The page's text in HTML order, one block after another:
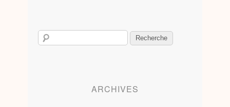
ARCHIVES